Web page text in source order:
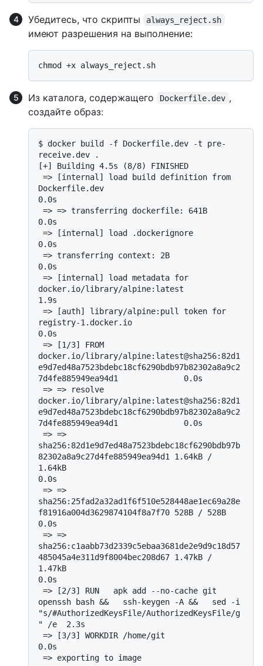
Убедитесь, что скрипты always_reject.sh
имеют разрешения на выполнение:
Из каталога, содержащего Dockerfile.dev ,
создайте образ:
$ docker build -f Dockerfile.dev -t pre-
receive.dev .
[+] Building 4.5s (8/8) FINISHED
Dockerfile.dev
0.0s
0.0s
0.0s
0.0s
docker.io/library/alpine:latest
1.9s
registry-1.docker.io
0.0s
docker.io/library/alpine:latest@sha256:82d1
e9d7ed48a7523bdebc18cf6290bdb97b82302a8a9c2
7d4fe885949ea94d1              0.0s
docker.io/library/alpine:latest@sha256:82d1
e9d7ed48a7523bdebc18cf6290bdb97b82302a8a9c2
7d4fe885949ea94d1              0.0s
sha256:82d1e9d7ed48a7523bdebc18cf6290bdb97b
82302a8a9c27d4fe885949ea94d1 1.64kB /
1.64kB
0.0s
sha256:25fad2a32ad1f6f510e528448ae1ec69a28e
f81916a004d3629874104f8a7f70 528B / 528B
0.0s
sha256:c1aabb73d2339c5ebaa3681de2e9d9c18d57
485045a4e311d9f8004bec208d67 1.47kB /
1.47kB
0.0s
openssh bash &&   ssh-keygen -A &&   sed -i
"s/#AuthorizedKeysFile/AuthorizedKeysFile/g
" /e  2.3s
0.0s